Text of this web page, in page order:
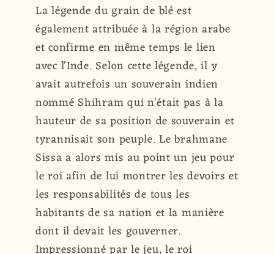
La légende du grain de blé est
également attribuée à la région arabe
et confirme en même temps le lien
avec l'Inde. Selon cette légende, il y
avait autrefois un souverain indien
nommé Shihram qui n'était pas à la
hauteur de sa position de souverain et
tyrannisait son peuple. Le brahmane
Sissa a alors mis au point un jeu pour
le roi afin de lui montrer les devoirs et
les responsabilités de tous les
habitants de sa nation et la manière
dont il devait les gouverner.
Impressionné par le jeu, le roi